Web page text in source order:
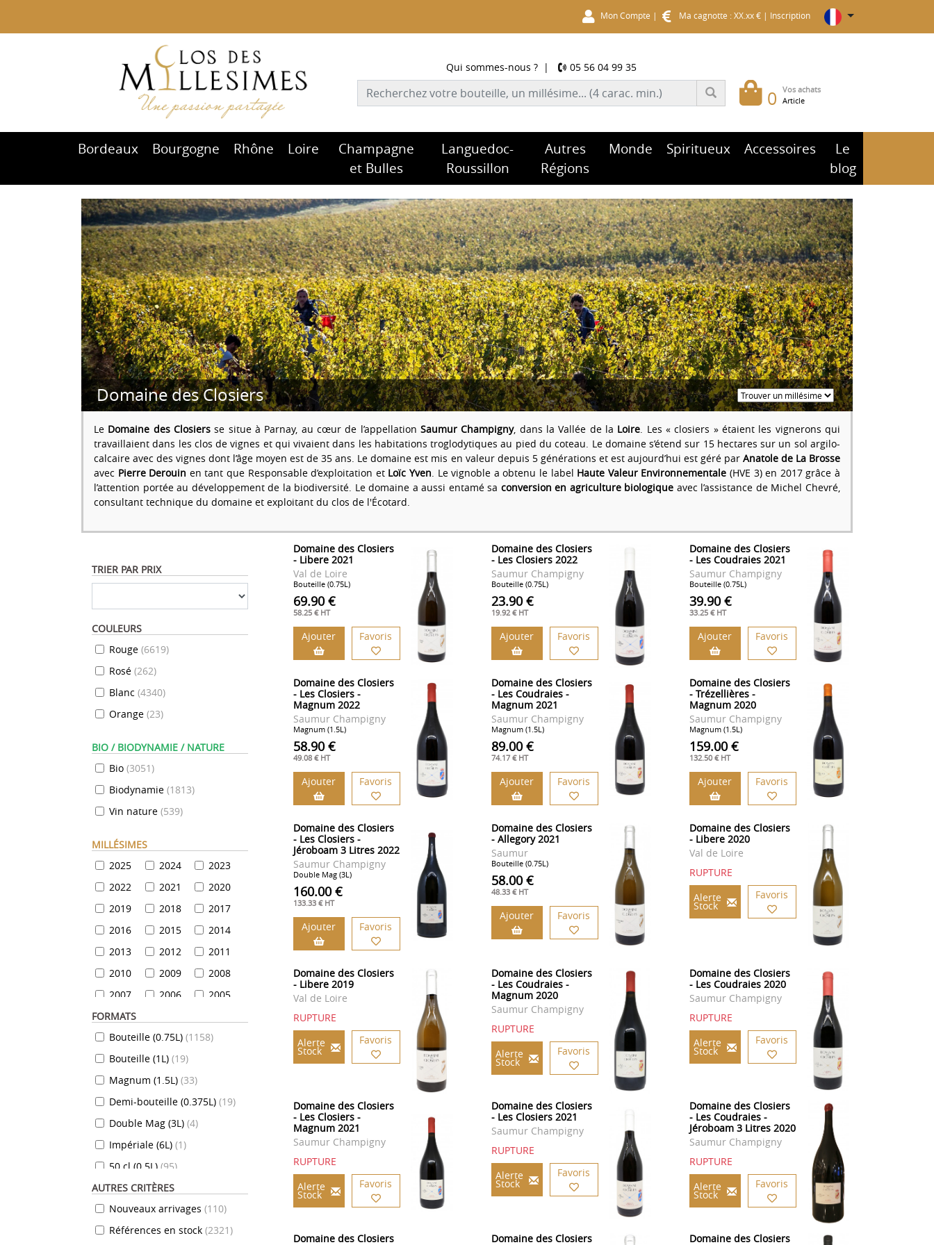
Mon Compte | Ma cagnotte : XX.xx € | Inscription
0 Vos achats
Article
Qui sommes-nous ?| 05 56 04 99 35
Bordeaux Bourgogne Rhône Loire
Champagne
et Bulles
Languedoc-
Roussillon
Autres
Régions
Monde Spiritueux Accessoires
Le
blog
Domaine des Closiers
Le Domaine des Closiers se situe à Parnay, au cœur de l’appellationSaumur Champigny, dans la Vallée de la Loire . Les « closiers » étaient les vignerons qui
travaillaient dans les clos de vignes et qui vivaient dans les habitations troglodytiques au pied du coteau. Le domaine s’étend sur 15 hectares sur un sol argilo-
calcaire avec des vignes dont l’âge moyen est de 35 ans. Le domaine est mis en valeur depuis 5 générations et est aujourd’hui est géré par Anatole de La Brosse
avec Pierre Derouin en tant que Responsable d’exploitation et Loïc Yven . Le vignoble a obtenu le label Haute Valeur Environnementale(HVE 3) en 2017 grâce à
l’attention portée au développement de la biodiversité. Le domaine a aussi entamé sa conversion en agriculture biologique avec l’assistance de Michel Chevré,
consultant technique du domaine et exploitant du clos de l'Écotard.
TRIER PAR PRIX
COULEURS
Rouge (6619)
Rosé (262)
Blanc (4340)
Orange (23)
BIO / BIODYNAMIE / NATURE
Bio (3051)
Biodynamie (1813)
Vin nature (539)
MILLÉSIMES
2025
2024
2023
2022
2021
2020
2019
2018
2017
2016
2015
2014
2013
2012
2011
2010
2009
2008
2007
2006
2005
2004
2001
2000
1999
1999
1998
1996
1995
1993
1992
1991
1990
1989
1987
1986
1984
1983
1981
1980
1978
1977
1976
1975
1974
1973
FORMATS
Bouteille (0.75L) (1158)
Bouteille (1L) (19)
Magnum (1.5L) (33)
Demi-bouteille (0.375L) (19)
Double Mag (3L) (4)
Impériale (6L) (1)
50 cl (0.5L) (95)
35 cl (0.35L) (7
70 cl (0.7L) (824)
10 cl (0.1L) 7)
AUTRES CRITÈRES
Nouveaux arrivages (110)
Références en stock (2321)
Domaine des Closiers
- Libere 2021
Val de Loire
Bouteille (0.75L)
69.90 €
58.25 € HT
Ajouter Favoris
Domaine des Closiers
- Les Closiers 2022
Saumur Champigny
Bouteille (0.75L)
23.90 €
19.92 € HT
Ajouter Favoris
Domaine des Closiers
- Les Coudraies 2021
Saumur Champigny
Bouteille (0.75L)
39.90 €
33.25 € HT
Ajouter Favoris
Domaine des Closiers
- Les Closiers -
Magnum 2022
Saumur Champigny
Magnum (1.5L)
58.90 €
49.08 € HT
Ajouter Favoris
Domaine des Closiers
- Les Coudraies -
Magnum 2021
Saumur Champigny
Magnum (1.5L)
89.00 €
74.17 € HT
Ajouter Favoris
Domaine des Closiers
- Trézellières -
Magnum 2020
Saumur Champigny
Magnum (1.5L)
159.00 €
132.50 € HT
Ajouter Favoris
Domaine des Closiers
- Les Closiers -
Jéroboam 3 Litres 2022
Saumur Champigny
Double Mag (3L)
160.00 €
133.33 € HT
Ajouter Favoris
Domaine des Closiers
- Allegory 2021
Saumur
Bouteille (0.75L)
58.00 €
48.33 € HT
Ajouter Favoris
Domaine des Closiers
- Libere 2020
Val de Loire
RUPTURE
Alerte
Stock
Favoris
Domaine des Closiers
- Libere 2019
Val de Loire
RUPTURE
Alerte
Stock
Favoris
Domaine des Closiers
- Les Coudraies -
Magnum 2020
Saumur Champigny
RUPTURE
Alerte
Stock
Favoris
Domaine des Closiers
- Les Coudraies 2020
Saumur Champigny
RUPTURE
Alerte
Stock
Favoris
Domaine des Closiers
- Les Closiers -
Magnum 2021
Saumur Champigny
RUPTURE
Alerte
Stock
Favoris
Domaine des Closiers
- Les Closiers 2021
Saumur Champigny
RUPTURE
Alerte
Stock
Favoris
Domaine des Closiers
- Les Coudraies -
Jéroboam 3 Litres 2020
Saumur Champigny
RUPTURE
Alerte
Stock
Favoris
Domaine des Closiers
Domaine des Closiers
Domaine des Closiers